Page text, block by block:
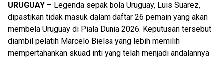
URUGUAY – Legenda sepak bola Uruguay, Luis Suarez,
dipastikan tidak masuk dalam daftar 26 pemain yang akan
membela Uruguay di Piala Dunia 2026. Keputusan tersebut
diambil pelatih Marcelo Bielsa yang lebih memilih
mempertahankan skuad inti yang telah menjadi andalannya